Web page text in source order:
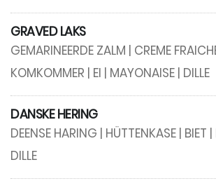
GRAVED LAKS
GEMARINEERDE ZALM | CREME
KOMKOMMER | EI | MAYONAISE | DILLE
DANSKE HERING
DEENSE HARING | HÜTTENKASE | BIET |
DILLE